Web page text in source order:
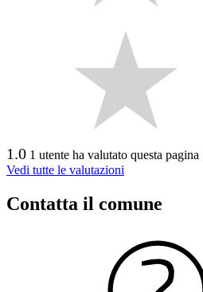
1.0 1 utente ha valutato questa pagina
Vedi tutte le valutazioni
Contatta il comune